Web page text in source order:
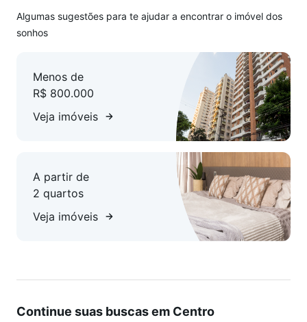
Algumas sugestões para te ajudar a encontrar o imóvel dos
sonhos
Menos de
R$ 800.000
Veja imóveis
A partir de
2 quartos
Veja imóveis
Continue suas buscas em Centro